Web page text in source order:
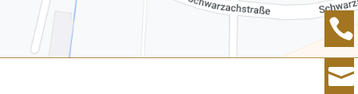


